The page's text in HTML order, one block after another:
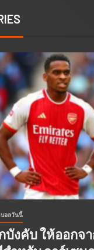
อลวันนี้
บังคับ ให้ออกจ